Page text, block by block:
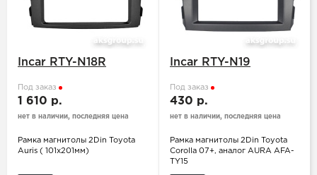
Incar RTY-N18R
Под заказ
1 610 р.
нет в наличии, последняя цена
Рамка магнитолы 2Din Toyota
Auris ( 101х201мм)
Incar RTY-N19
Под заказ
430 р.
нет в наличии, последняя цена
Рамка магнитолы 2Din Toyota
Corolla 07+, аналог AURA AFA-
TY15